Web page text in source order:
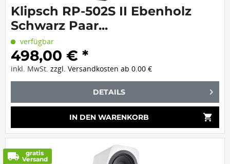
Klipsch RP-502S II Ebenholz
Schwarz Paar...
verfügbar
498,00 € *
inkl. MwSt.zzgl. Versandkosten ab 0.00 €
DETAILS
IN DEN WARENKORB shopping_cart
local_shipping
gratis
Versand